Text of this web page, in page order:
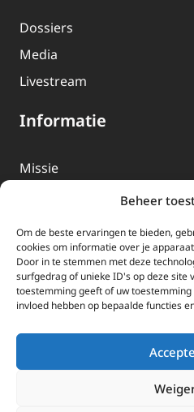
Beheer
Om de beste ervaringen te bieden,
cookies om informatie over je
Door in te stemmen met deze
surfgedrag of unieke ID's op deze site
toestemming geeft of uw
invloed hebben op bepaalde functies
Dossiers
Media
Livestream
Informatie
Missie
EWTN-Team
Organisatiegegevens
Doneren
EWTN wordt uitsluitend
Wij ontvangen bewust geen